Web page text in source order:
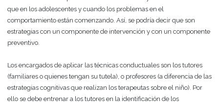
que en los adolescentes y cuando los problemas en el
comportamiento están comenzando. Así, se podría decir que son
estrategias con un componente de intervención y con un componente
preventivo.
Los encargados de aplicar las técnicas conductuales son los tutores
(familiares o quienes tengan su tutela), o profesores (a diferencia de las
estrategias cognitivas que realizan los terapeutas sobre el niño). Por
ello se debe entrenar a los tutores en la identificación de los